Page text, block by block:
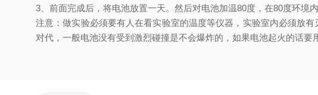
3、前面完成后，将电池放置一天。然后对电池加温80度，在80度环境
注意：做实验必须要有人在看实验室的温度等仪器，实验室内必须放
对代，一般电池没有受到激烈碰撞是不会爆炸的，如果电池起火的话要